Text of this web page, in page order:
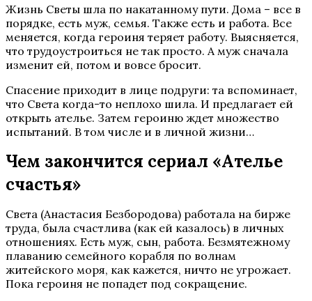
Жизнь Светы шла по накатанному пути. Дома – все в
порядке, есть муж, семья. Также есть и работа. Все
меняется, когда героиня теряет работу. Выясняется,
что трудоустроиться не так просто. А муж сначала
изменит ей, потом и вовсе бросит.
Спасение приходит в лице подруги: та вспоминает,
что Света когда-то неплохо шила. И предлагает ей
открыть ателье. Затем героиню ждет множество
испытаний. В том числе и в личной жизни…
Чем закончится сериал «Ателье
счастья»
Света (Анастасия Безбородова) работала на бирже
труда, была счастлива (как ей казалось) в личных
отношениях. Есть муж, сын, работа. Безмятежному
плаванию семейного корабля по волнам
житейского моря, как кажется, ничто не угрожает.
Пока героиня не попадет под сокращение.